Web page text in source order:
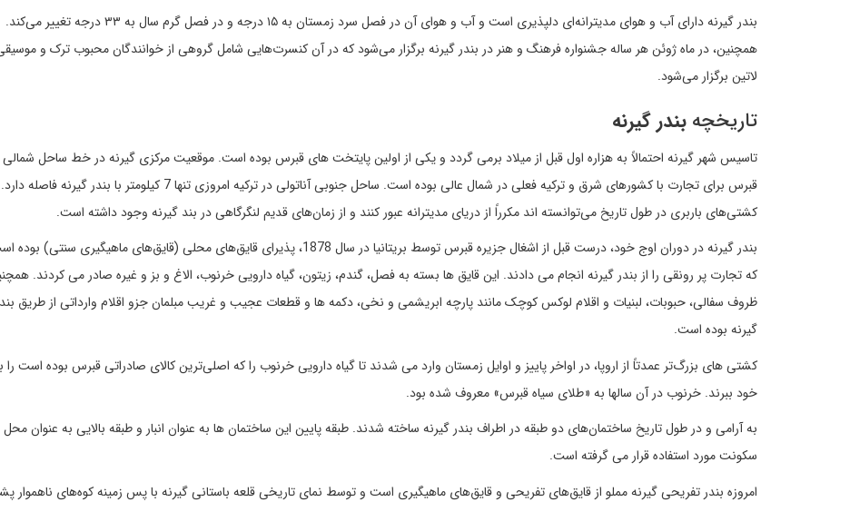
بندر گیرنه دارای آب و هوای مدیترانه‌ای دلپذیری است و آب و هوای آن در فصل سرد زمستان به ۱۵ درجه و در فصل گرم سال به ۳۳ درجه تغییر می‌کند.
همچنین، در ماه ژوئن هر ساله جشنواره فرهنگ و هنر در بندر گیرنه برگزار می‌شود که در آن کنسرت‌هایی شامل گروهی از خوانندگان محبوب ترک و
لاتین برگزار می‌شود.
تاریخچه بندر گیرنه
تاسیس شهر گیرنه احتمالاً به هزاره اول قبل از میلاد برمی گردد و یکی از اولین پایتخت های قبرس بوده است. موقعیت مرکزی گیرنه در خط ساحل شمالی
قبرس برای تجارت با کشورهای شرق و ترکیه فعلی در شمال عالی بوده است. ساحل جنوبی آناتولی در ترکیه امروزی تنها 7 کیلومتر با بندر گیرنه فاصله دارد.
کشتی‌های باربری در طول تاریخ می‌توانسته اند مکرراً از دریای مدیترانه عبور کنند و از زمان‌های قدیم لنگرگاهی در بند گیرنه وجود داشته است.
بندر گیرنه در دوران اوج خود، درست قبل از اشغال جزیره قبرس توسط بریتانیا در سال 1878، پذیرای قایق‌های محلی (قایق‌های ماهیگیری سنتی)
که تجارت پر رونقی را از بندر گیرنه انجام می دادند. این قایق ها بسته به فصل، گندم، زیتون، گیاه دارویی خرنوب، الاغ و بز و غیره صادر می کردند.
ظروف سفالی، حبوبات، لبنیات و اقلام لوکس کوچک مانند پارچه ابریشمی و نخی، دکمه ها و قطعات عجیب و غریب مبلمان جزو اقلام وارداتی از طریق
گیرنه بوده است.
کشتی های بزرگ‌تر عمدتاً از اروپا، در اواخر پاییز و اوایل زمستان وارد می شدند تا گیاه دارویی خرنوب را که اصلی‌ترین کالای صادراتی قبرس بوده است را
خود ببرند. خرنوب در آن سالها به «طلای سیاه قبرس» معروف شده بود.
به آرامی و در طول تاریخ ساختمان‌های دو طبقه در اطراف بندر گیرنه ساخته شدند. طبقه پایین این ساختمان ها به عنوان انبار و طبقه بالایی به عنوان محل
سکونت مورد استفاده قرار می گرفته است.
امروزه بندر تفریحی گیرنه مملو از قایق‌های تفریحی و قایق‌های ماهیگیری است و توسط نمای تاریخی قلعه باستانی گیرنه با پس زمینه کوه‌های ناهموار